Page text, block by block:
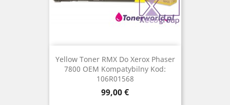
Yellow Toner RMX Do Xerox Phaser
7800 OEM Kompatybilny Kod:
106R01568
Cena
99,00 €